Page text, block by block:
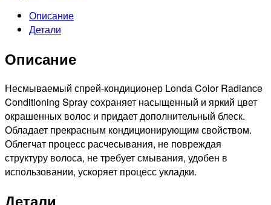
RADIANCE
Спрей-
для
волос,
250мл
Описание
Детали
Описание
Несмываемый спрей-кондиционер Londa Color Radiance
Conditioning Spray сохраняет насыщенный и яркий цвет
окрашенных волос и придает дополнительный блеск.
Обладает прекрасным кондиционирующим свойством.
Облегчат процесс расчесывания, не повреждая
структуру волоса, не требует смывания, удобен в
использовании, ускоряет процесс укладки.
Детали